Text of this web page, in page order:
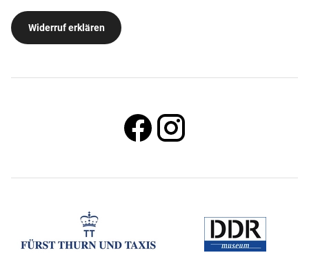
Widerruf erklären